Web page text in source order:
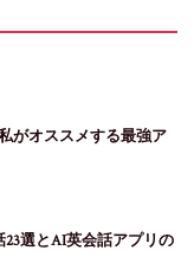
がオススメする最強ア
選とAI英会話アプリの